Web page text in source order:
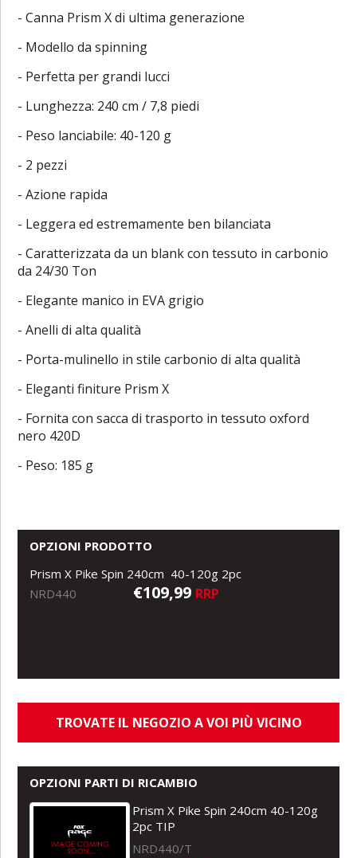
- Canna Prism X di ultima generazione
- Modello da spinning
- Perfetta per grandi lucci
- Lunghezza: 240 cm / 7,8 piedi
- Peso lanciabile: 40-120 g
- 2 pezzi
- Azione rapida
- Leggera ed estremamente ben bilanciata
- Caratterizzata da un blank con tessuto in carbonio
da 24/30 Ton
- Elegante manico in EVA grigio
- Anelli di alta qualità
- Porta-mulinello in stile carbonio di alta qualità
- Eleganti finiture Prism X
- Fornita con sacca di trasporto in tessuto oxford
nero 420D
- Peso: 185 g
OPZIONI PRODOTTO
Prism X Pike Spin 240cm 40-120g 2pc
NRD440
€109,99 RRP
TROVATE IL NEGOZIO A VOI PIÙ VICINO
OPZIONI PARTI DI RICAMBIO
Prism X Pike Spin 240cm 40-120g
2pc TIP
NRD440/T